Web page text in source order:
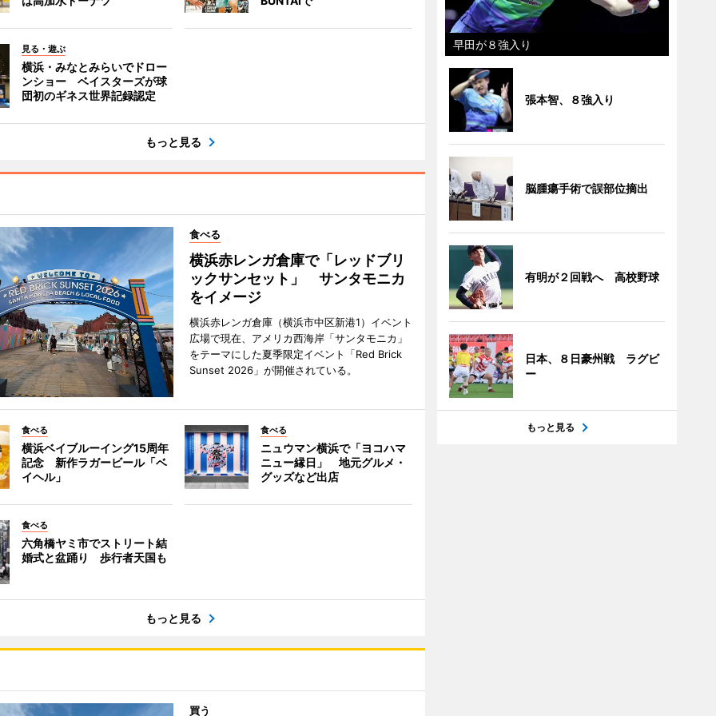
見る・遊ぶ
横浜・みなとみらいでドロー
ンショー ベイスターズが球
団初のギネス世界記録認定
もっと見る
食べる
横浜赤レンガ倉庫で「レッドブリ
ックサンセット」 サンタモニカ
をイメージ
横浜赤レンガ倉庫（横浜市中区新港1）イベント
広場で現在、アメリカ西海岸「サンタモニカ」
をテーマにした夏季限定イベント「Red Brick
Sunset 2026」が開催されている。
食べる
横浜ベイブルーイング15周年
記念 新作ラガービール「ベ
イヘル」
食べる
ニュウマン横浜で「ヨコハマ
ニュー縁日」 地元グルメ・
グッズなど出店
食べる
六角橋ヤミ市でストリート結
婚式と盆踊り 歩行者天国も
もっと見る
買う
早田が８強入り
張本智、８強入り
脳腫瘍手術で誤部位摘出
有明が２回戦へ 高校野球
日本、８日豪州戦 ラグビ
ー
もっと見る